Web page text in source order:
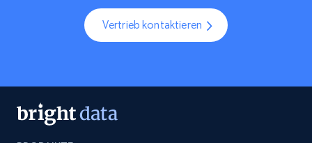
Vertrieb kontaktieren